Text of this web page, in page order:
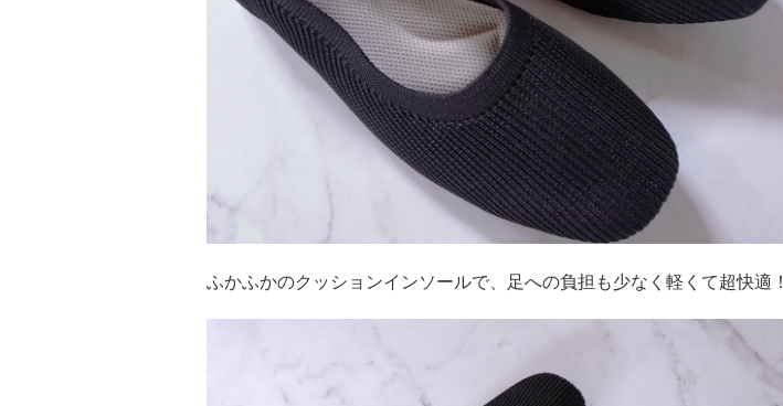
ふかふかのクッションインソールで、足への負担も少なく軽くて超快適！